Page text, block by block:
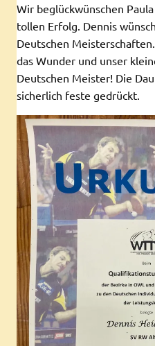
Wir beglückwünschen
tollen Erfolg. Dennis
Deutschen
das Wunder und unser
Deutschen Meister! Die
sicherlich feste gedrückt.